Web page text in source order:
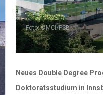
Foto: ©MCI/PSB
Neues Double Degree
Doktoratsstudium in